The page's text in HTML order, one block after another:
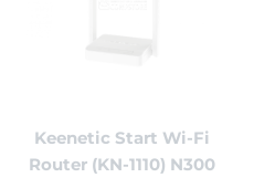
Keenetic Start Wi-Fi
Router (KN-1110) N300